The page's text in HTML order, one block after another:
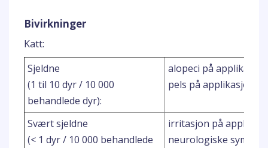
Bivirkninger
Katt:
Sjeldne
(1 til 10 dyr / 10 000
behandlede dyr):
alopeci på
pels på
Svært sjeldne
(< 1 dyr / 10 000 behandlede
irritasjon på
neurologiske